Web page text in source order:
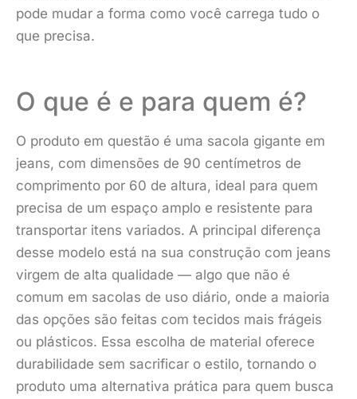
pode mudar a forma como você carrega tudo o
que precisa.
O que é e para quem é?
O produto em questão é uma sacola gigante em
jeans, com dimensões de 90 centímetros de
comprimento por 60 de altura, ideal para quem
precisa de um espaço amplo e resistente para
transportar itens variados. A principal diferença
desse modelo está na sua construção com jeans
virgem de alta qualidade — algo que não é
comum em sacolas de uso diário, onde a maioria
das opções são feitas com tecidos mais frágeis
ou plásticos. Essa escolha de material oferece
durabilidade sem sacrificar o estilo, tornando o
produto uma alternativa prática para quem busca